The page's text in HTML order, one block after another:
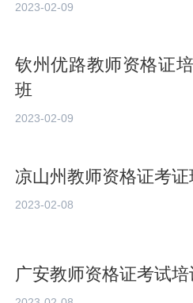
2023-02-09
钦州优路教师资格证培
班
2023-02-09
凉山州教师资格证考证
2023-02-08
广安教师资格证考试培